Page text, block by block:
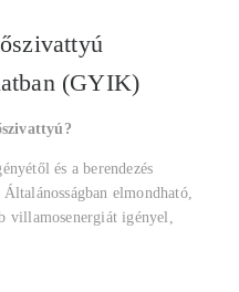
(GYIK)
és a berendezés
elmondható,
villamosenergiát igényel,